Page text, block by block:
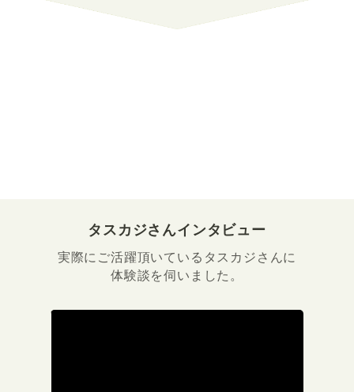
タスカジさんインタビュー
実際にご活躍頂いているタスカジさんに
体験談を伺いました。